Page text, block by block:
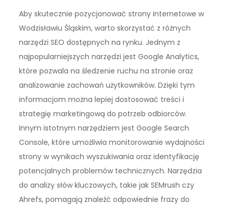
Aby skutecznie pozycjonować strony internetowe w
Wodzisławiu Śląskim, warto skorzystać z różnych
narzędzi SEO dostępnych na rynku. Jednym z
najpopularniejszych narzędzi jest Google Analytics,
które pozwala na śledzenie ruchu na stronie oraz
analizowanie zachowań użytkowników. Dzięki tym
informacjom można lepiej dostosować treści i
strategię marketingową do potrzeb odbiorców.
Innym istotnym narzędziem jest Google Search
Console, które umożliwia monitorowanie wydajności
strony w wynikach wyszukiwania oraz identyfikację
potencjalnych problemów technicznych. Narzędzia
do analizy słów kluczowych, takie jak SEMrush czy
Ahrefs, pomagają znaleźć odpowiednie frazy do